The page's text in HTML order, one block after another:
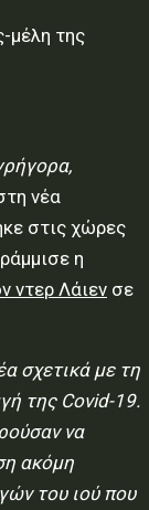
μέλη της
νέα
στις χώρες
η
ντερ Λάιεν σε
σχετικά με τη
της Covid-19.
να
ακόμη
του ιού που